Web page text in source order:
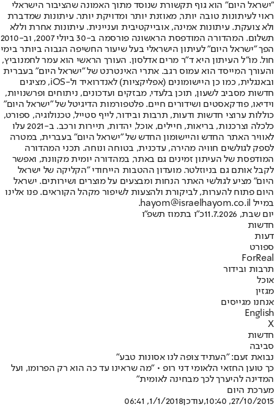
"ישראל היום" הוא גוף תקשורת שנוסד מתוך האמונה שהציבור הישראלי
ראוי לעיתונות טובה יותר, מאוזנת יותר ומדויקת יותר. עיתונות שמדברת
ולא צועקת. עיתונות אמינה, אובייקטיבית ועניינית. עיתונות אחרת וללא
תשלום. המהדורה המודפסת הראשונה פורסמה ב-30 ביולי 2007, וב-2010
הפך "ישראל היום" לעיתון הישראלי בעל שיעור החשיפה הגבוה ביותר בימי
חול. מו"ל העיתון היא ד"ר מרים אדלסון. העורך הראשי הוא עמר לחמנוביץ,
והעורך המייסד הוא עמוס רגב. אתרי האינטרנט של "ישראל היום" בעברית
ובאנגלית, כמו כן היישומונים (אפליקציות) לאנדרואיד ול-iOS, מציגים
חדשות מסביב לשעון, תוכן בלעדי, מבזקים ועדכונים, ניתוחים ופרשנויות,
וידיאו, פודקאסטים ושידורים חיים. פלטפורמות הדיגיטל של "ישראל היום"
כוללות ערוצי חדשות ודעות, תרבות ובידור, לייף סטייל, טכנולוגיה, ספורט,
כלכלה וצרכנות, בריאות, חיילים, אוכל, יהדות, תיירות ורכב. ב-2021 עלו
לאוויר האתר החדש והיישומון החדש של "ישראל היום" בעברית, במטרה
לספק לגולשים חוויה מהירה, עדכנית, בטוחה ונוחה. תכני המהדורה
המודפסת של העיתון זמינים גם באתר, במהדורה יומית מקוונת, ואפשר
לקבל אותם גם בניוזלטר. מועדון ההטבות הייחודי "הקליקה של ישראל
היום" מציע לגולשי האתר הנחות ומבצעים על מוצרים ושירותים. ישראל
היום פתוח להערות, לביקורת ולהצעות לשיפור מקהל הקוראים. פנו אלינו
במייל hayom@israelhayom.co.il.
יום שבת, 11.7.2026
כ"ו בתמוז תשפ"ו
חדשות
דעות
ספורט
ForReal
תרבות ובידור
אוכל
מגזין
אנחנו מגייסים
English
X
חדשות
סביבה
נבואת זעם: "העתיד צופה לנו אסונות טבע"
כך טוען החזאי הלאומי דני רופ • "מה שראינו עד כה הוא רק הפרומו, ועל
המדינה להיערך לכך מבחינה לאומית"
מערכת היום
27/10/2015, 10:40
,עודכן1/1/2018, 06:41